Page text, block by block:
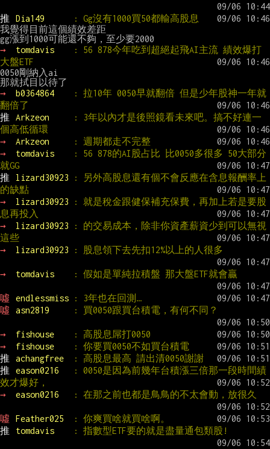
推 Dia149
: Gg沒有1000買50都輸高股息
我覺得目前這個績效差距
→
tomdavis
: 56 878今年吃到超絕起飛AI主流 績效爆打
大盤ETF
0050剛納入ai
→
b0364864
: 拉10年 0050早就翻倍 但是少年股神一年就
翻倍了
推
Arkzeon
: 3年以內才是後照鏡看未來吧。搞不好連一
個高低循環
→
Arkzeon
: 週期都走不完整
→
tomdavis
: 56 878的AI股占比 比0050多很多 50大部分
就GG
推
lizard30923
: 另外高股息還有個不會反應在含息報酬率上
的缺點
→
lizard30923
: 就是稅金跟健保補充保費，再加上若是要股
息再投入
→
lizard30923
: 的交易成本，除非你資產薪資少到可以無視
這些
→
lizard30923 : 股息領下去先扣12%以上的人很多
→ tomdavis : 假如是單純拉積盤 那大盤ETF就會贏
噓 endlessmiss
: 3年也在回測…
噓
asn2819 : 買0050跟買台積電，有何不同？
→ fishouse
: 高股息屌打0050
→
fishouse
: 你要買0050不如買台積電
推
achangfree
: 高股息最高 請出清0050謝謝
推
eason0216
: 0050是因為前幾年台積漲三倍那一段時間績
效才爆好，
→
eason0216 : 在那之前也都是鳥鳥的不太會動，放很久
噓 Feather025
: 你爽買啥就買啥啊。
推
tomdavis : 指數型ETF要的就是盡量通包類股!